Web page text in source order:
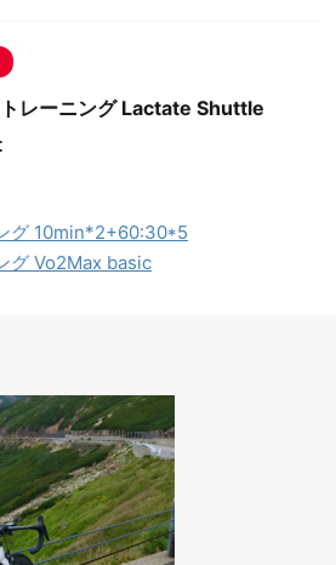
レーニング Lactate Shuttle
グ 10min*2+60:30*5
グ Vo2Max basic